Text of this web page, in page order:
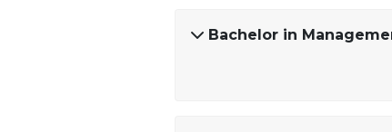
Bachelor in